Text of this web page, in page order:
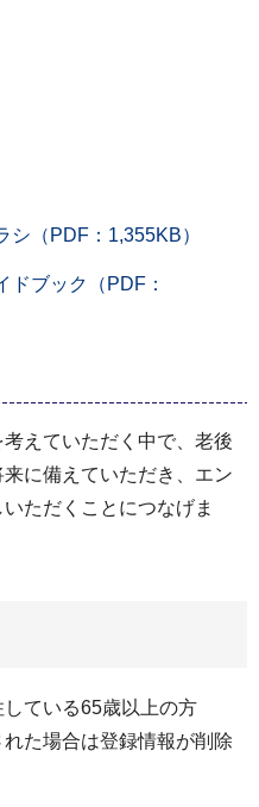
（PDF：1,355KB）
ブック（PDF：
えていただく中で、老後
に備えていただき、エン
ただくことにつなげま
ている65歳以上の方
た場合は登録情報が削除